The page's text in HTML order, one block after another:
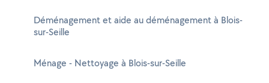
Déménagement et aide au déménagement à Blois-
sur-Seille
Ménage - Nettoyage à Blois-sur-Seille